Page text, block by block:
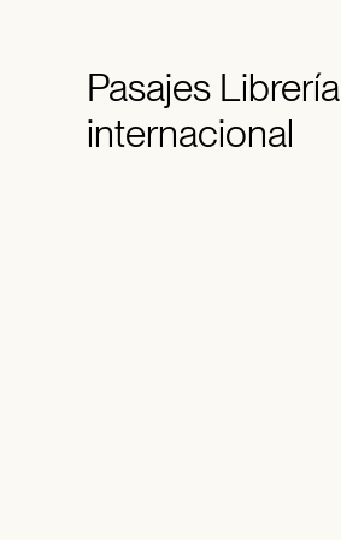
PasajesLibrería
internacional